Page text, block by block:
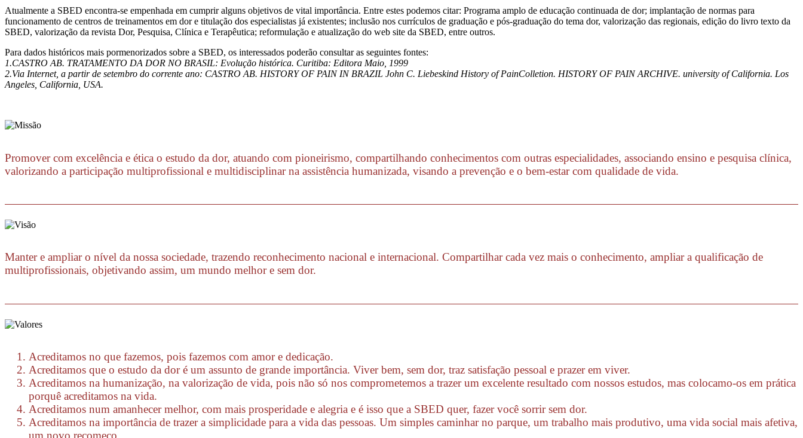
Atualmente a SBED encontra-se empenhada em cumprir alguns objetivos de vital importância. Entre estes podemos citar: Programa amplo de educação continuada de dor; implantação de normas para
funcionamento de centros de treinamentos em dor e titulação dos especialistas já existentes; inclusão nos currículos de graduação e pós-graduação do tema dor, valorização das regionais, edição do livro texto da
SBED, valorização da revista Dor, Pesquisa, Clínica e Terapêutica; reformulação e atualização do web site da SBED, entre outros.
Para dados históricos mais pormenorizados sobre a SBED, os interessados poderão consultar as seguintes fontes:
1.CASTRO AB. TRATAMENTO DA DOR NO BRASIL: Evolução histórica. Curitiba: Editora Maio, 1999
2.Via Internet, a partir de setembro do corrente ano: CASTRO AB. HISTORY OF PAIN IN BRAZIL John C. Liebeskind History of PainColletion. HISTORY OF PAIN ARCHIVE. university of California. Los
Angeles, California, USA.
Promover com excelência e ética o estudo da dor, atuando com pioneirismo, compartilhando conhecimentos com outras especialidades, associando ensino e pesquisa clínica,
valorizando a participação multiprofissional e multidisciplinar na assistência humanizada, visando a prevenção e o bem-estar com qualidade de vida.
Manter e ampliar o nível da nossa sociedade, trazendo reconhecimento nacional e internacional. Compartilhar cada vez mais o conhecimento, ampliar a qualificação de
multiprofissionais, objetivando assim, um mundo melhor e sem dor.
Acreditamos no que fazemos, pois fazemos com amor e dedicação.
Acreditamos que o estudo da dor é um assunto de grande importância. Viver bem, sem dor, traz satisfação pessoal e prazer em viver.
Acreditamos na humanização, na valorização de vida, pois não só nos comprometemos a trazer um excelente resultado com nossos estudos, mas colocamo-os em prática
porquê acreditamos na vida.
Acreditamos num amanhecer melhor, com mais prosperidade e alegria e é isso que a SBED quer, fazer você sorrir sem dor.
Acreditamos na importância de trazer a simplicidade para a vida das pessoas. Um simples caminhar no parque, um trabalho mais produtivo, uma vida social mais afetiva,
um novo recomeço.